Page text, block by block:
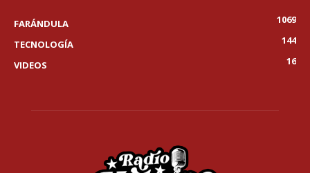
FARÁNDULA
1069
TECNOLOGÍA
144
VIDEOS
16